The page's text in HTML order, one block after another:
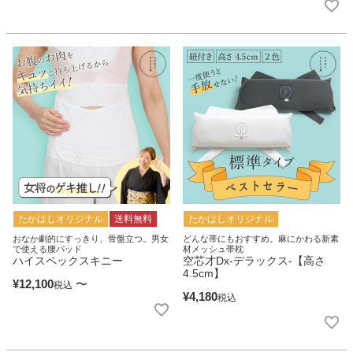
たかはしオリジナル 送料無料
おなか劇的にすっきり、骨盤立つ。男女
で使える腰パッド
ハイスペックスキニー
¥12,100税込 〜
たかはしオリジナル
どんな帯にもおすすめ。麻にかわる新素
材メッシュ帯枕
空芯才Dx‐デラックス‐【高さ
4.5cm】
¥4,180税込